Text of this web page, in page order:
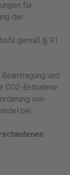
für
der
gemäß § 91
und
CO2-Entnahme
von
bei.